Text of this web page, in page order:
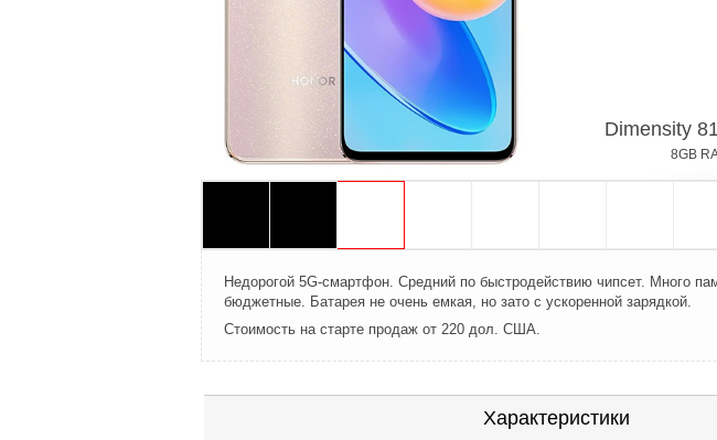
Dimensity
8GB
Недорогой 5G-смартфон. Средний по быстродействию чипсет. Много
бюджетные. Батарея не очень емкая, но зато с ускоренной зарядкой.
Стоимость на старте продаж от 220 дол. США.
Характеристики